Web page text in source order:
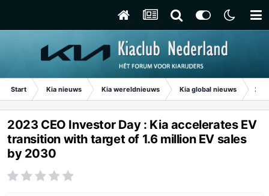
Start Kia nieuws Kia wereldnieuws Kia global nieuws
2023 CEO Investor Day : Kia accelerates EV
transition with target of 1.6 million EV sales
by 2030